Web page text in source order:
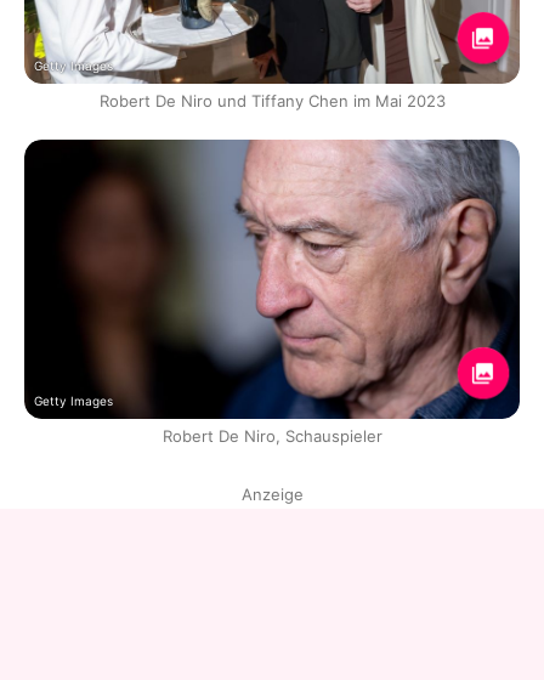
Getty Images
Robert De Niro und Tiffany Chen im Mai 2023
Getty Images
Robert De Niro, Schauspieler
Anzeige